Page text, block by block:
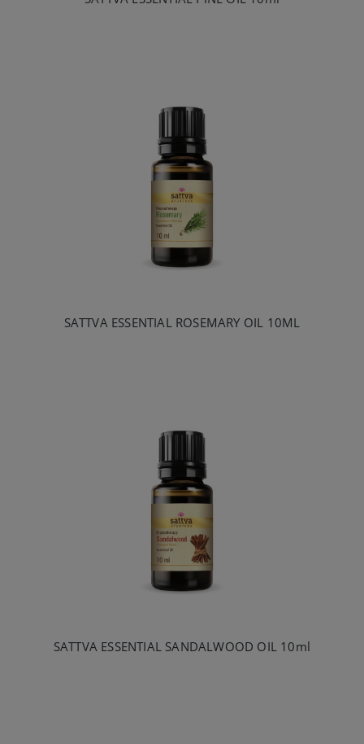
SATTVA ESSENTIAL ROSEMARY OIL 10ML
SATTVA ESSENTIAL SANDALWOOD OIL 10ml